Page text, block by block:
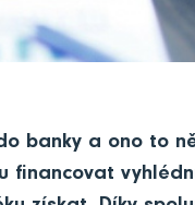
banky a ono to
financovat